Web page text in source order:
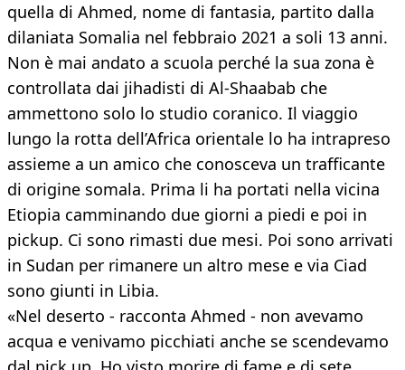
quella di Ahmed, nome di fantasia, partito dalla
dilaniata Somalia nel febbraio 2021 a soli 13 anni.
Non è mai andato a scuola perché la sua zona è
controllata dai jihadisti di Al-Shaabab che
ammettono solo lo studio coranico. Il viaggio
lungo la rotta dell’Africa orientale lo ha intrapreso
assieme a un amico che conosceva un trafficante
di origine somala. Prima li ha portati nella vicina
Etiopia camminando due giorni a piedi e poi in
pickup. Ci sono rimasti due mesi. Poi sono arrivati
in Sudan per rimanere un altro mese e via Ciad
sono giunti in Libia.
«Nel deserto - racconta Ahmed - non avevamo
acqua e venivamo picchiati anche se scendevamo